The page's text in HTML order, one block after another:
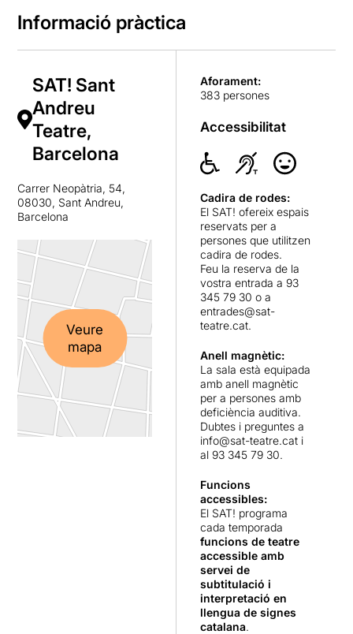
Informació pràctica
SAT! Sant
Andreu
Teatre,
Barcelona
Carrer Neopàtria, 54,
08030, Sant Andreu,
Barcelona
Veure
mapa
Aforament:
383 persones
Accessibilitat
Cadira de rodes:
El SAT! ofereix espais
reservats per a
persones que utilitzen
cadira de rodes.
Feu la reserva de la
vostra entrada a 93
345 79 30 o a
entrades@sat-
teatre.cat.
Anell magnètic:
La sala està equipada
amb anell magnètic
per a persones amb
deficiència auditiva.
Dubtes i preguntes a
info@sat-teatre.cat i
al 93 345 79 30.
Funcions
accessibles:
El SAT! programa
cada temporada
funcions de teatre
accessible amb
servei de
subtitulació i
interpretació en
llengua de signes
catalana.